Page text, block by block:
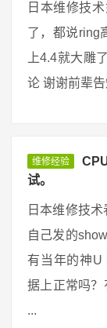
日本维修技
了，都说ring
上4.4就大雕
论 谢谢前辈
维修经验
试。
日本维修技
自己发的
有当年的神U
据上正常吗
...